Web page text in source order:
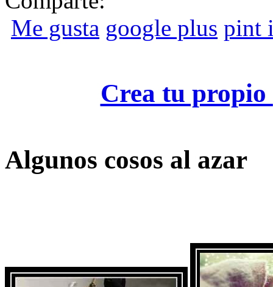
Me gusta google plus pint
Crea tu propio
Algunos cosos al azar